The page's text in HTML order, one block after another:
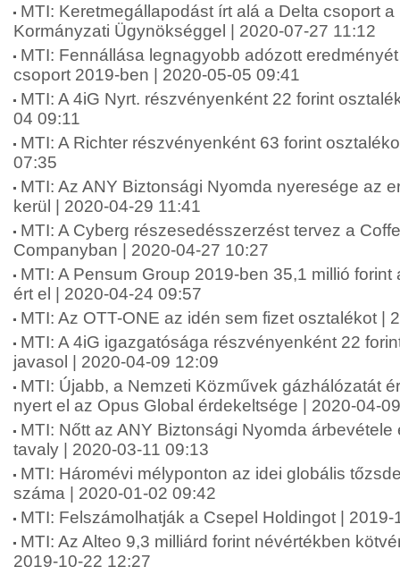
MTI: Keretmegállapodást írt alá a Delta csoport a
Kormányzati Ügynökséggel | 2020-07-27 11:12
MTI: Fennállása legnagyobb adózott
csoport 2019-ben | 2020-05-05 09:41
MTI: A 4iG Nyrt. részvényenként 22 forint
04 09:11
MTI: A Richter részvényenként 63 forint
07:35
MTI: Az ANY Biztonsági Nyomda nyeresége az
kerül | 2020-04-29 11:41
MTI: A Cyberg részesedésszerzést tervez a
Companyban | 2020-04-27 10:27
MTI: A Pensum Group 2019-ben 35,1 millió
ért el | 2020-04-24 09:57
MTI: Az OTT-ONE az idén sem fizet osztalékot |
MTI: A 4iG igazgatósága részvényenként 22
javasol | 2020-04-09 12:09
MTI: Újabb, a Nemzeti Közművek gázhálózatát
nyert el az Opus Global érdekeltsége | 2020-04-
MTI: Nőtt az ANY Biztonsági Nyomda
tavaly | 2020-03-11 09:13
MTI: Háromévi mélyponton az idei globális
száma | 2020-01-02 09:42
MTI: Felszámolhatják a Csepel Holdingot | 2019-
MTI: Az Alteo 9,3 milliárd forint névértékben
2019-10-22 12:27